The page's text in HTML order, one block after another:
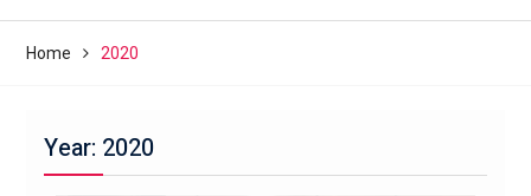
Home 2020
Year: 2020